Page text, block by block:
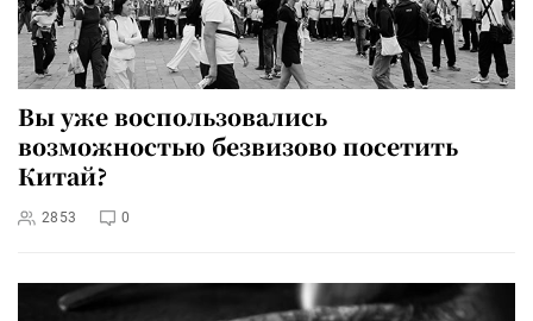
Вы уже воспользовались
возможностью безвизово посетить
Китай?
2853 0